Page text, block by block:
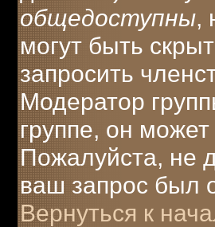
общедоступны,
могут быть
запросить
Модератор
группе, он
Пожалуйста, не
ваш запрос был
Вернуться к